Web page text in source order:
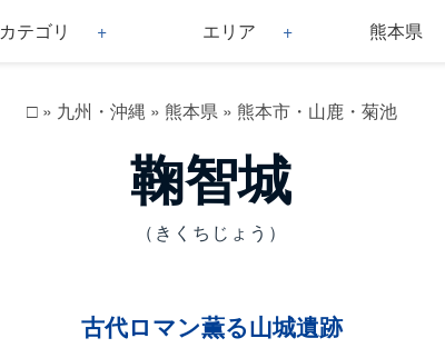
カテゴリ エリア 熊本県
□» 九州・沖縄 » 熊本県» 熊本市・山鹿・菊池
鞠智城
（きくちじょう）
古代ロマン薫る山城遺跡